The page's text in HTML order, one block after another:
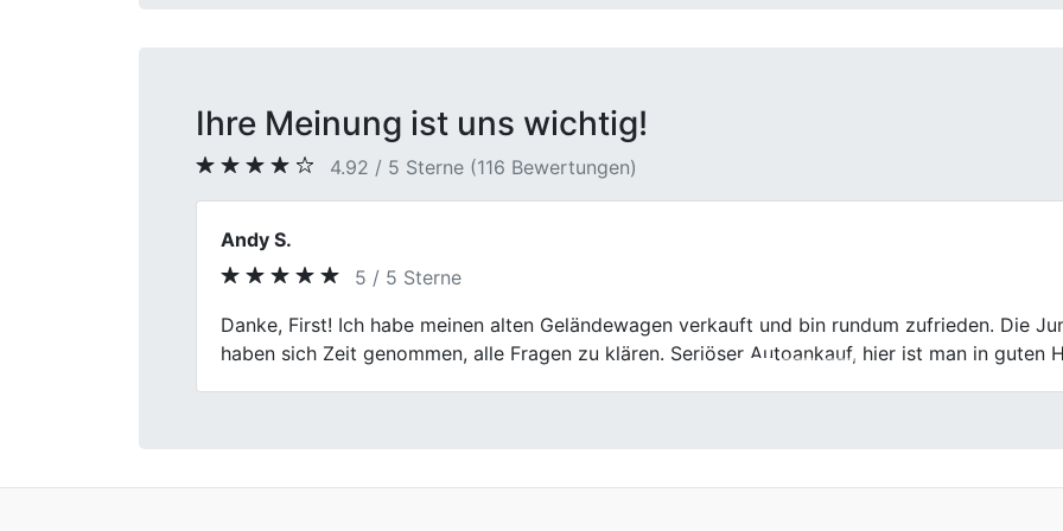
Ihre Meinung ist uns wichtig!
4.92 / 5 Sterne (116 Bewertungen)
Silke Ahrens
5 / 5 Sterne
Von der Anfrage bis zum Deal lief alles Prima, netter Kontakt. Empfehlenswert. Danke.